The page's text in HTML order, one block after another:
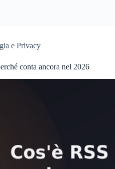
e Privacy
conta ancora nel 2026